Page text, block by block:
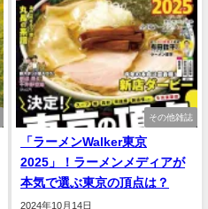
その他雑誌
「ラーメンWalker東京
2025」！ラーメンメディアが
本気で選ぶ東京の頂点は？
2024年10月14日